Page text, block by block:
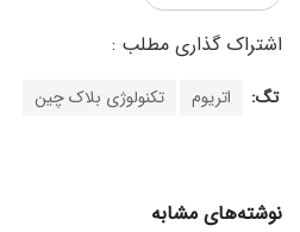
تگ: اتریوم تکنولوژی بلاک چین
نوشته‌های مشابه